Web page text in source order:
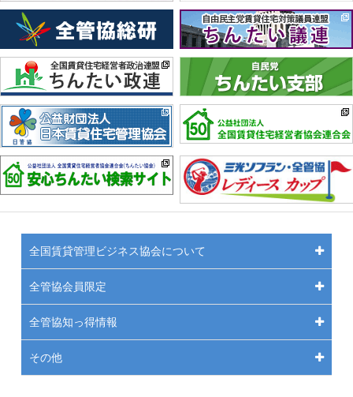
全国賃貸管理ビジネス協会について
全管協会員限定
全管協知っ得情報
その他